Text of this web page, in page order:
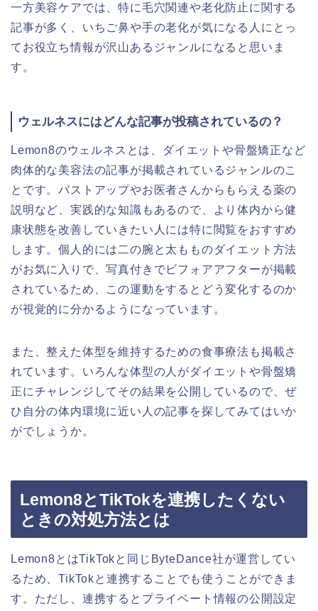
一方美容ケアでは、特に毛穴関連や老化防止に関する
記事が多く、いちご鼻や手の老化が気になる人にとっ
てお役立ち情報が沢山あるジャンルになると思いま
す。
ウェルネスにはどんな記事が投稿されているの？
Lemon8のウェルネスとは、ダイエットや骨盤矯正など
肉体的な美容法の記事が掲載されているジャンルのこ
とです。バストアップやお医者さんからもらえる薬の
説明など、実践的な知識もあるので、より体内から健
康状態を改善していきたい人には特に閲覧をおすすめ
します。個人的には二の腕と太もものダイエット方法
がお気に入りで、写真付きでビフォアアフターが掲載
されているため、この運動をするとどう変化するのか
が視覚的に分かるようになっています。
また、整えた体型を維持するための食事療法も掲載さ
れています。いろんな体型の人がダイエットや骨盤矯
正にチャレンジしてその結果を公開しているので、ぜ
ひ自分の体内環境に近い人の記事を探してみてはいか
がでしょうか。
Lemon8とTikTokを連携したくない
ときの対処方法とは
Lemon8とはTikTokと同じByteDance社が運営してい
るため、TikTokと連携することでも使うことができま
す。ただし、連携するとプライベート情報の公開設定